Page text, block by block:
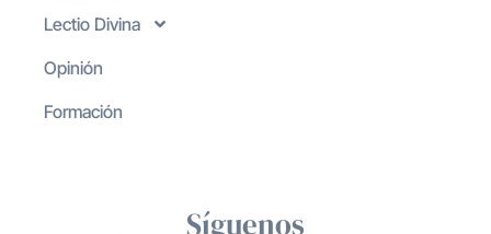
Lectio Divina
Opinión
Formación
Síguenos